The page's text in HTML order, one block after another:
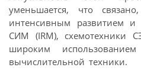
уменьшается, что
интенсивным развитием
СИМ (IRM), схемотехники
широким
вычислительной техники.